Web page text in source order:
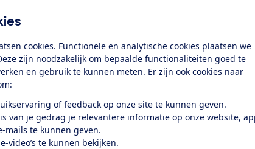
cookies. Functionele en analytische cookies plaatsen we
zijn noodzakelijk om bepaalde functionaliteiten goed te
en gebruik te kunnen meten. Er zijn ook cookies naar
of feedback op onze site te kunnen geven.
van je gedrag je relevantere informatie op onze website,
mails te kunnen geven.
video’s te kunnen bekijken.
om koffie te zetten. Je gebruikt
en een draaislinger. Hoe